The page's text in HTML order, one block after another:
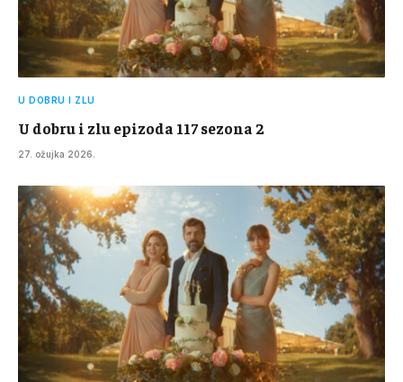
U DOBRU I ZLU
U dobru i zlu epizoda 117 sezona 2
27. ožujka 2026.